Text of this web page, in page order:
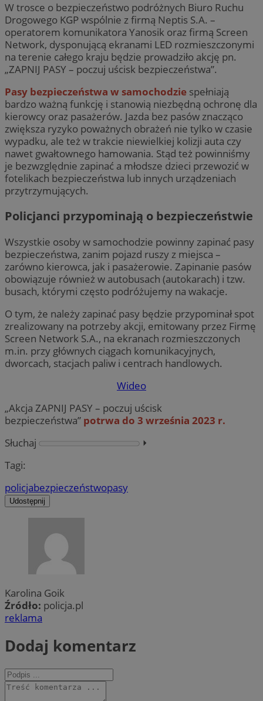
W trosce o bezpieczeństwo podróżnych Biuro Ruchu
Drogowego KGP wspólnie z firmą Neptis S.A. –
operatorem komunikatora Yanosik oraz firmą Screen
Network, dysponującą ekranami LED rozmieszczonymi
na terenie całego kraju będzie prowadziło akcję pn.
„ZAPNIJ PASY – poczuj uścisk bezpieczeństwa”.
Pasy bezpieczeństwa w samochodzie spełniają
bardzo ważną funkcję i stanowią niezbędną ochronę dla
kierowcy oraz pasażerów. Jazda bez pasów znacząco
zwiększa ryzyko poważnych obrażeń nie tylko w czasie
wypadku, ale też w trakcie niewielkiej kolizji auta czy
nawet gwałtownego hamowania. Stąd też powinniśmy
je bezwzględnie zapinać a młodsze dzieci przewozić w
fotelikach bezpieczeństwa lub innych urządzeniach
przytrzymujących.
Policjanci przypominają o bezpieczeństwie
Wszystkie osoby w samochodzie powinny zapinać pasy
bezpieczeństwa, zanim pojazd ruszy z miejsca –
zarówno kierowca, jak i pasażerowie. Zapinanie pasów
obowiązuje również w autobusach (autokarach) i tzw.
busach, którymi często podróżujemy na wakacje.
O tym, że należy zapinać pasy będzie przypominał spot
zrealizowany na potrzeby akcji, emitowany przez Firmę
Screen Network S.A., na ekranach rozmieszczonych
m.in. przy głównych ciągach komunikacyjnych,
dworcach, stacjach paliw i centrach handlowych.
Wideo
„Akcja ZAPNIJ PASY – poczuj uścisk
bezpieczeństwa” potrwa do 3 września 2023 r.
Słuchaj
⏵︎
Tagi:
policjabezpieczeństwopasy
Udostępnij
Karolina Goik
Źródło: policja.pl
reklama
Dodaj komentarz